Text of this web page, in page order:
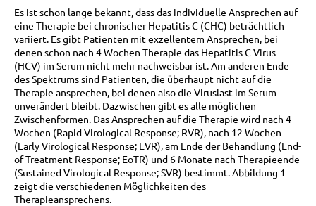
Es ist schon lange bekannt, dass das individuelle Ansprechen auf
eine Therapie bei chronischer Hepatitis C (CHC) beträchtlich
variiert. Es gibt Patienten mit exzellentem Ansprechen, bei
denen schon nach 4 Wochen Therapie das Hepatitis C Virus
(HCV) im Serum nicht mehr nachweisbar ist. Am anderen Ende
des Spektrums sind Patienten, die überhaupt nicht auf die
Therapie ansprechen, bei denen also die Viruslast im Serum
unverändert bleibt. Dazwischen gibt es alle möglichen
Zwischenformen. Das Ansprechen auf die Therapie wird nach 4
Wochen (Rapid Virological Response; RVR), nach 12 Wochen
(Early Virological Response; EVR), am Ende der Behandlung (End-
of-Treatment Response; EoTR) und 6 Monate nach Therapieende
(Sustained Virological Response; SVR) bestimmt. Abbildung 1
zeigt die verschiedenen Möglichkeiten des
Therapieansprechens.